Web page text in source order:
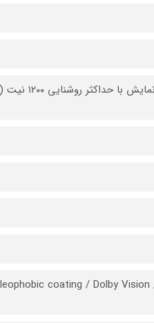
coating / Dolby